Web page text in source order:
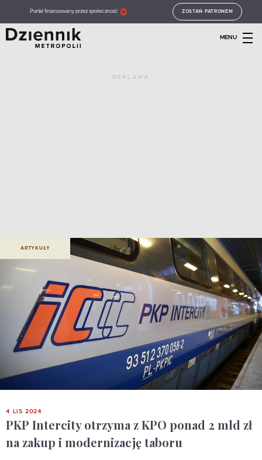
Portal finansowany przez społeczność ZOSTAŃ PATRONEM
MENU
REKLAMA
ARTYKUŁY
4 LIS 2024
PKP Intercity otrzyma z KPO ponad 2 mld zł
na zakup i modernizację taboru